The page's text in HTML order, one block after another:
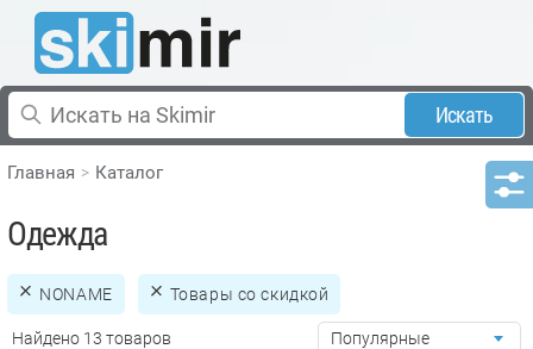
Искать
Главная Каталог
Одежда
NONAME Товары со скидкой
Найдено 13 товаров Популярные